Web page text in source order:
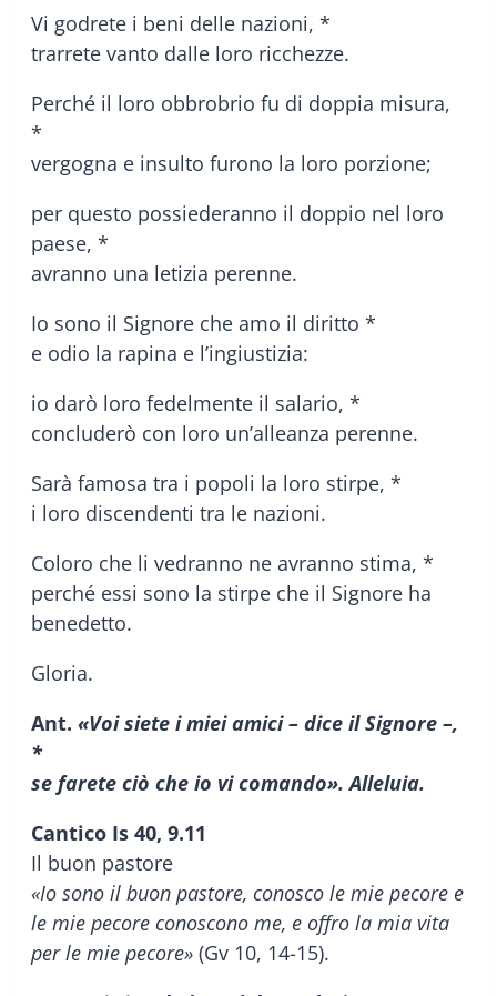
Vi godrete i beni delle nazioni, *
trarrete vanto dalle loro ricchezze.
Perché il loro obbrobrio fu di doppia misura,
*
vergogna e insulto furono la loro porzione;
per questo possiederanno il doppio nel loro
paese, *
avranno una letizia perenne.
Io sono il Signore che amo il diritto *
e odio la rapina e l’ingiustizia:
io darò loro fedelmente il salario, *
concluderò con loro un’alleanza perenne.
Sarà famosa tra i popoli la loro stirpe, *
i loro discendenti tra le nazioni.
Coloro che li vedranno ne avranno stima, *
perché essi sono la stirpe che il Signore ha
benedetto.
Gloria.
Ant. «Voi siete i miei amici – dice il Signore –,
*
se farete ciò che io vi comando». Alleluia.
Cantico Is 40, 9.11
Il buon pastore
«Io sono il buon pastore, conosco le mie pecore e
le mie pecore conoscono me, e offro la mia vita
per le mie pecore» (Gv 10, 14-15).